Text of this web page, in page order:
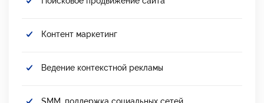
Контент маркетинг
Ведение контекстной рекламы
SMM, поддержка социальных сетей